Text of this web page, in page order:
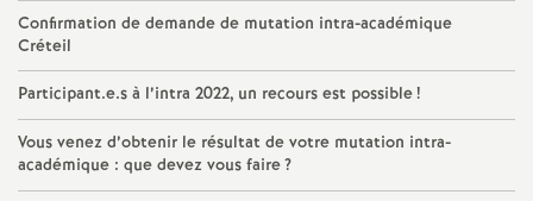
s
T
o
Confirmation de demande de mutation intra-académique
Créteil
Participant.e.s à l’intra 2022, un recours est possible!
Vous venez d’obtenir le résultat de votre mutation intra-
académique : que devez vous faire?